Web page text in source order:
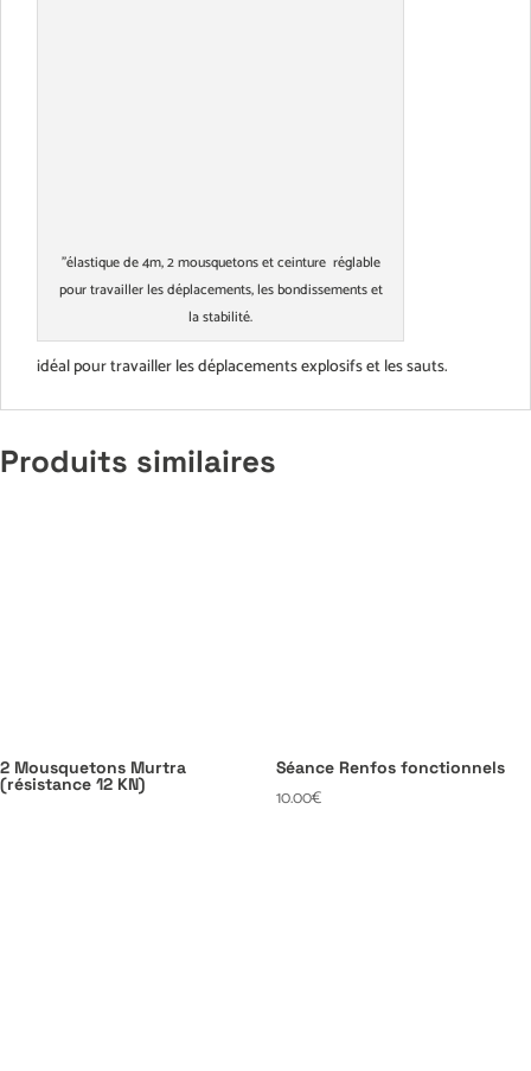
"élastique de 4m, 2 mousquetons et ceinture réglable
pour travailler les déplacements, les bondissements et
la stabilité.
idéal pour travailler les déplacements explosifs et les sauts.
Produits similaires
2 Mousquetons Murtra
(résistance 12 KN)
Séance Renfos fonctionnels
10.00€